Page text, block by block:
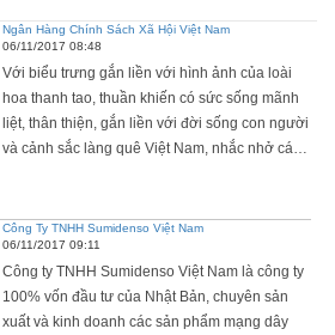
Ngân Hàng Chính Sách Xã Hội Việt Nam
06/11/2017 08:48
Với biểu trưng gắn liền với hình ảnh của loài
hoa thanh tao, thuần khiến có sức sống mãnh
liệt, thân thiện, gắn liền với đời sống con người
và cảnh sắc làng quê Việt Nam, nhắc nhở cán
chính - chí công - vô tư; hoàn thành xuất sắc
nhiệm vụ cao cả mà Đảng - Quốc hội - Chính
phủ và nhân dân cả nước đã tin tưởng giao
phó.
Công Ty TNHH Sumidenso Việt Nam
06/11/2017 09:11
Công ty TNHH Sumidenso Việt Nam là công ty
100% vốn đầu tư của Nhật Bản, chuyên sản
xuất và kinh doanh các sản phẩm mạng dây